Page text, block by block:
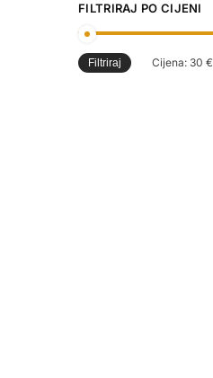
FILTRIRAJ PO CIJENI
Filtriraj Cijena: 30 €